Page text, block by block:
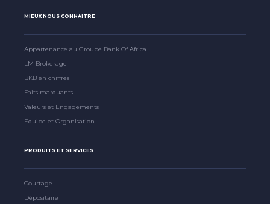
MIEUX NOUS CONNAITRE
Appartenance au Groupe Bank Of Africa
LM Brokerage
BKB en chiffres
Faits marquants
Valeurs et Engagements
Equipe et Organisation
PRODUITS ET SERVICES
Courtage
Dépositaire